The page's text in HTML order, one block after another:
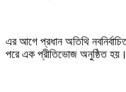
এর আগে প্রধান অতিথি
পরে এক প্রীতিভোজ অনুষ্ঠিত হয়।